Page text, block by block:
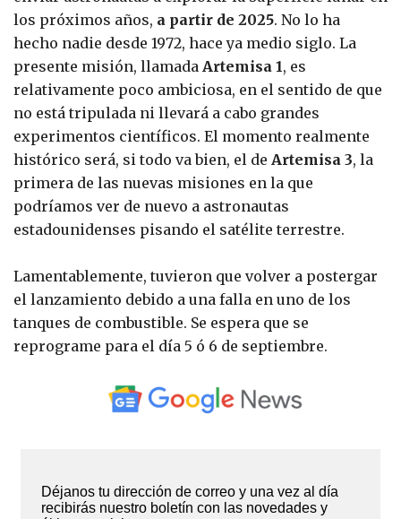
los próximos años, a partir de 2025. No lo ha
hecho nadie desde 1972, hace ya medio siglo. La
presente misión, llamada Artemisa 1, es
relativamente poco ambiciosa, en el sentido de que
no está tripulada ni llevará a cabo grandes
experimentos científicos. El momento realmente
histórico será, si todo va bien, el de Artemisa 3, la
primera de las nuevas misiones en la que
podríamos ver de nuevo a astronautas
estadounidenses pisando el satélite terrestre.
Lamentablemente, tuvieron que volver a postergar
el lanzamiento debido a una falla en uno de los
tanques de combustible. Se espera que se
reprograme para el día 5 ó 6 de septiembre.